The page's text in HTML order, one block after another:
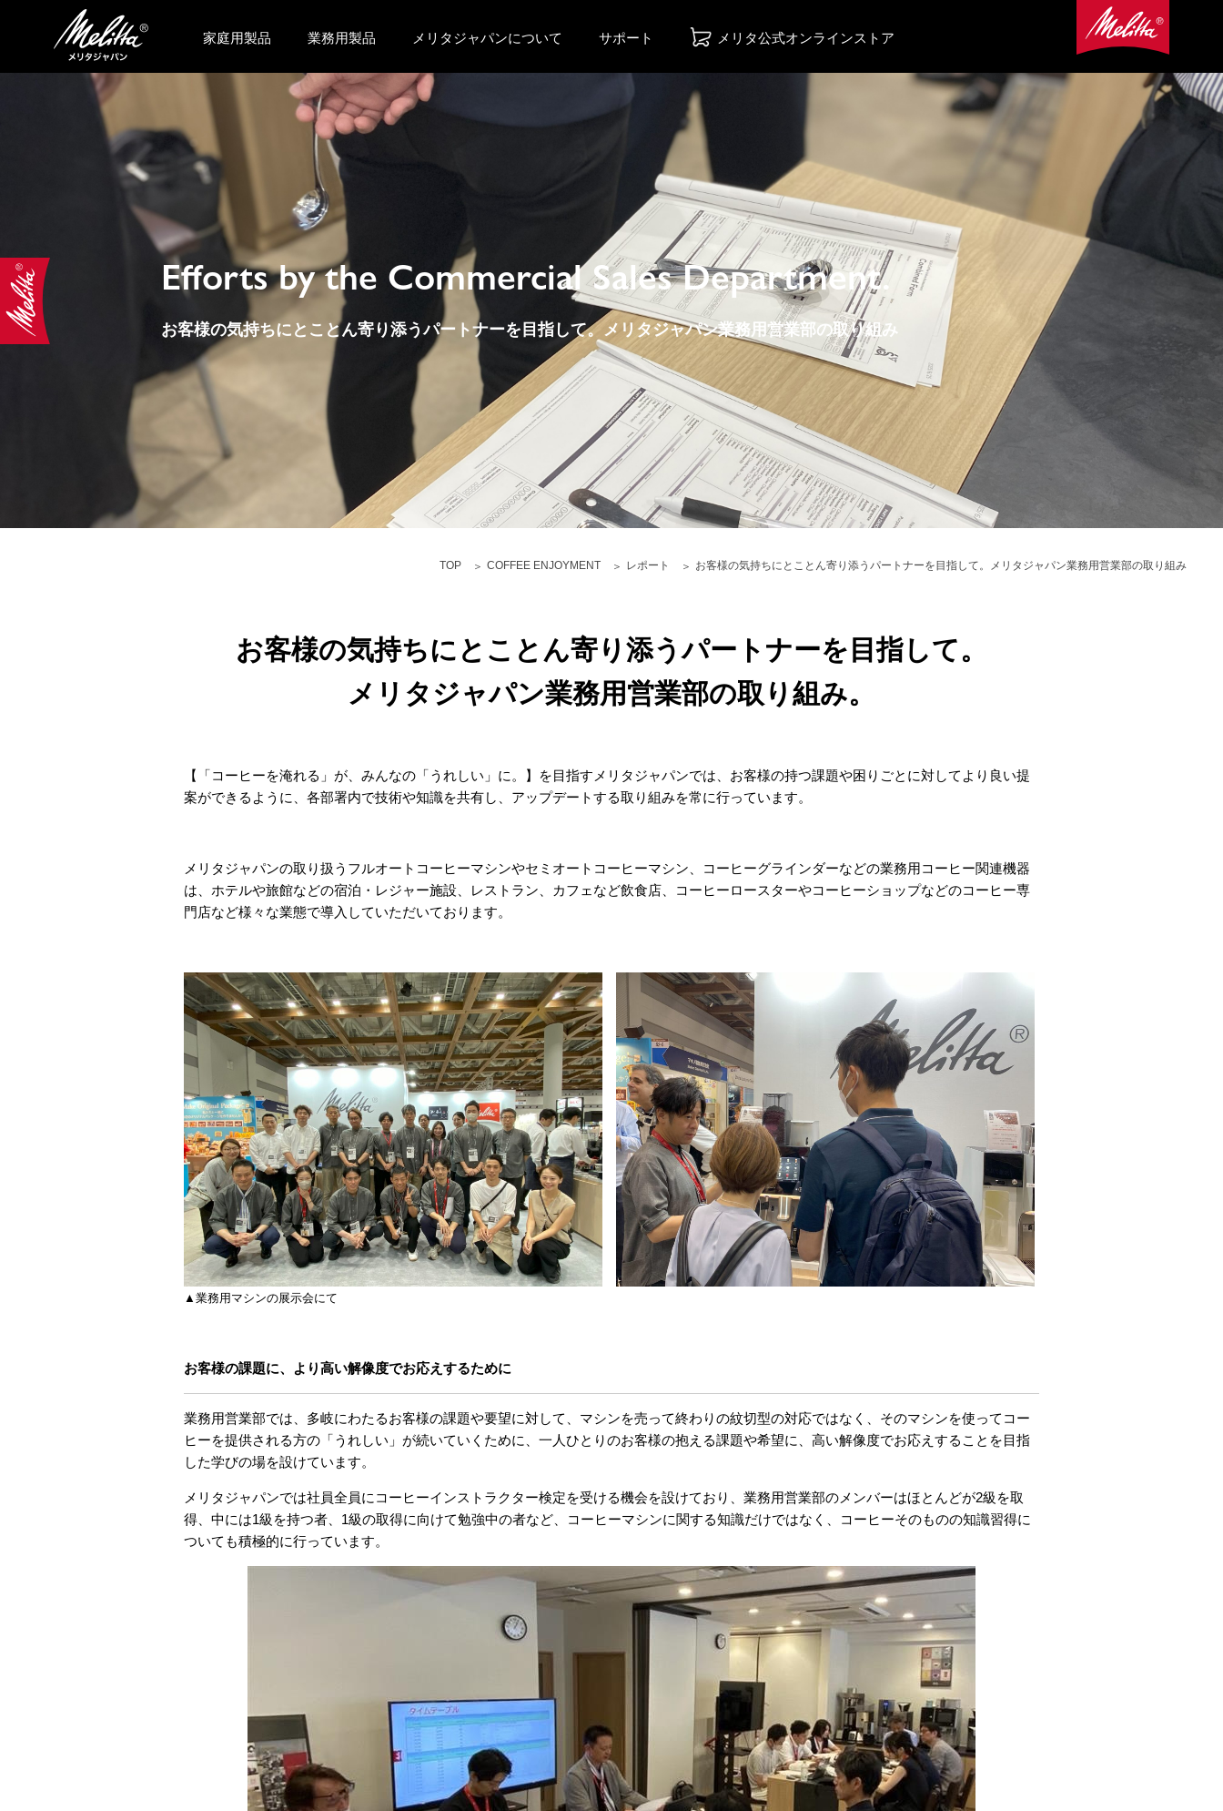
家庭用製品 業務用製品 メリタジャパンについて サポート メリタ公式オンラインストア
Efforts by the Commercial Sales Department.
お客様の気持ちにとことん寄り添うパートナーを目指して。メリタジャパン業務用営業部の取り組み
TOP COFFEE ENJOYMENT レポート お客様の気持ちにとことん寄り添うパートナーを目指して。メリタジャパン業務用営業部の取り組み
お客様の気持ちにとことん寄り添うパートナーを目指して。
メリタジャパン業務用営業部の取り組み。
【「コーヒーを淹れる」が、みんなの「うれしい」に。】を目指すメリタジャパンでは、お客様の持つ課題や困りごとに対してより良い提
案ができるように、各部署内で技術や知識を共有し、アップデートする取り組みを常に行っています。
メリタジャパンの取り扱うフルオートコーヒーマシンやセミオートコーヒーマシン、コーヒーグラインダーなどの業務用コーヒー関連機器
は、ホテルや旅館などの宿泊・レジャー施設、レストラン、カフェなど飲食店、コーヒーロースターやコーヒーショップなどのコーヒー専
門店など様々な業態で導入していただいております。
▲業務用マシンの展示会にて
お客様の課題に、より高い解像度でお応えするために
業務用営業部では、多岐にわたるお客様の課題や要望に対して、マシンを売って終わりの紋切型の対応ではなく、そのマシンを使ってコー
ヒーを提供される方の「うれしい」が続いていくために、一人ひとりのお客様の抱える課題や希望に、高い解像度でお応えすることを目指
した学びの場を設けています。
メリタジャパンでは社員全員にコーヒーインストラクター検定を受ける機会を設けており、業務用営業部のメンバーはほとんどが2級を取
得、中には1級を持つ者、1級の取得に向けて勉強中の者など、コーヒーマシンに関する知識だけではなく、コーヒーそのものの知識習得に
ついても積極的に行っています。